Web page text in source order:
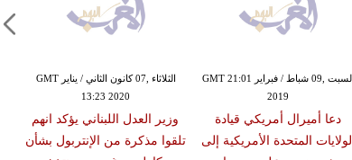
الثلاثاء ,07 كانون الثاني / يناير GMT
13:23 2020
وزير العدل اللبناني يؤكد انهم
تلقوا مذكرة من الإنتربول بشأن
السبت ,09 شباط / فبراير GMT 21:01
2019
دعا أميرال أمريكي قيادة
الولايات المتحدة الأمريكية إلى